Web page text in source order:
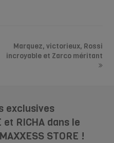
Marquez, victorieux, Rossi
incroyable et Zarco méritant
exclusives
et RICHA dans le
STORE !